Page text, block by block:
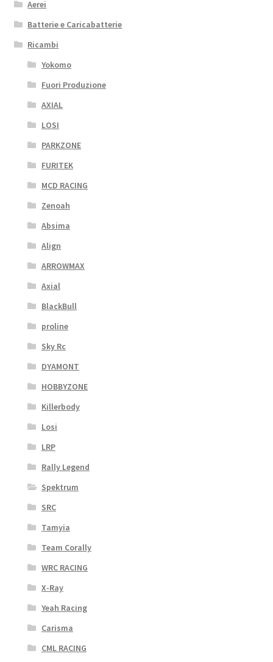
Aerei
Batterie e Caricabatterie
Ricambi
Yokomo
Fuori Produzione
AXIAL
LOSI
PARKZONE
FURITEK
MCD RACING
Zenoah
Absima
Align
ARROWMAX
Axial
BlackBull
proline
Sky Rc
DYAMONT
HOBBYZONE
Killerbody
Losi
LRP
Rally Legend
Spektrum
SRC
Tamyia
Team Corally
WRC RACING
X-Ray
Yeah Racing
Carisma
CML RACING